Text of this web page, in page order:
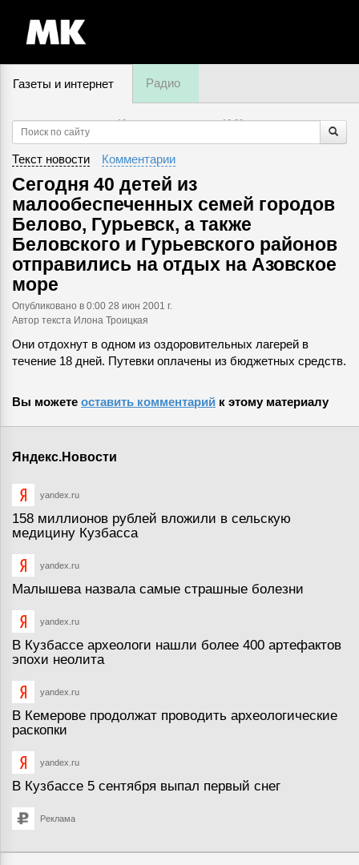
Газеты и интернет Радио
10 августа, понедельник,16:39
Текст новости Комментарии
Сегодня 40 детей из
малообеспеченных семей городов
Белово, Гурьевск, а также
Беловского и Гурьевского районов
отправились на отдых на Азовское
море
Опубликовано в 0:00 28 июн 2001 г.
Автор текста Илона Троицкая
Они отдохнут в одном из оздоровительных лагерей в
течение 18 дней. Путевки оплачены из бюджетных средств.
Вы можете оставить комментарий к этому материалу
Яндекс.Новости
yandex.ru
158 миллионов рублей вложили в сельскую
медицину Кузбасса
yandex.ru
Малышева назвала самые страшные болезни
yandex.ru
В Кузбассе археологи нашли более 400 артефактов
эпохи неолита
yandex.ru
В Кемерове продолжат проводить археологические
раскопки
yandex.ru
В Кузбассе 5 сентября выпал первый снег
Реклама